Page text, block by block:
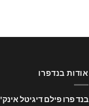
אודות בנדפרו
בנד פרו פילם דיגיטל אינק'